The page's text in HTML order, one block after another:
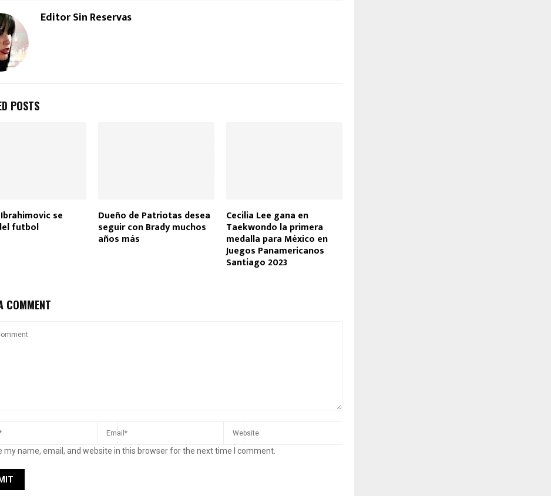
Editor Sin Reservas
POSTS
se
futbol
Dueño de Patriotas desea
seguir con Brady muchos
años más
Cecilia Lee gana en
Taekwondo la primera
medalla para México en
Juegos Panamericanos
Santiago 2023
COMMENT
my name, email, and website in this browser for the next time I comment.